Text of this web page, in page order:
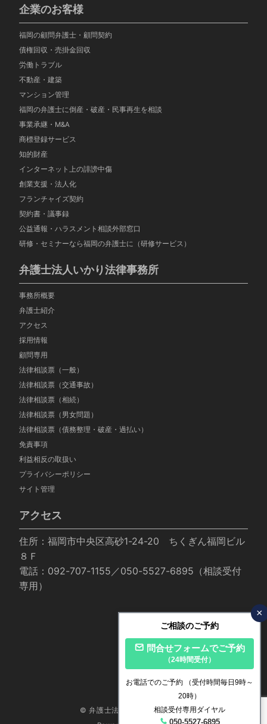
企業のお客様
福岡の顧問弁護士・顧問契約
債権回収・売掛金回収
労働トラブル
不動産・建築
マンション管理
福岡の弁護士に倒産・破産・民事再生を相談
事業承継・M&A
商標登録サービス
知的財産
インターネット上の誹謗中傷
創業支援・法人化
フランチャイズ契約
契約書・議事録
公益通報・ハラスメント相談外部窓口
研修・セミナーなら福岡の弁護士に（研修サービス）
弁護士法人いかり法律事務所
事務所概要
弁護士紹介
アクセス
採用情報
顧問専用
法律相談票（一般）
法律相談票（交通事故）
法律相談票（相続）
法律相談票（男女問題）
法律相談票（債務整理・破産・過払い）
免責事項
利益相反の取扱い
プライバシーポリシー
サイト管理
アクセス
住所：福岡市中央区高砂1-24-20 ちくぎん福岡ビル
８Ｆ
電話：092-707-1155／050-5527-6895（相談受付
専用）
ご相談のご予約
×
問合せフォームでご予約
（24時間受付）
お電話でのご予約
（受付時間毎日9時～
20時）
相談受付専用ダイヤル
050-5527-6895
© 弁護士法人いかり法律事務所